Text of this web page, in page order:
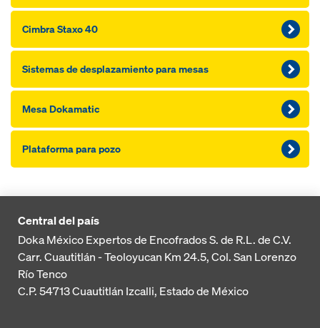
Cimbra Staxo 40
Sistemas de desplazamiento para mesas
Mesa Dokamatic
Plataforma para pozo
Central del país
Doka México Expertos de Encofrados S. de R.L. de C.V.
Carr. Cuautitlán - Teoloyucan Km 24.5, Col. San Lorenzo
Río Tenco
C.P. 54713Cuautitlán Izcalli, Estado de México